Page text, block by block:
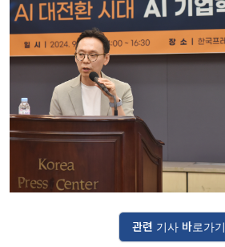
관련 기사 바로가기